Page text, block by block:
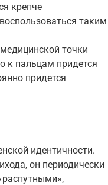
крепче
таким
точки
к пальцам придется
придется
идентичности.
он периодически